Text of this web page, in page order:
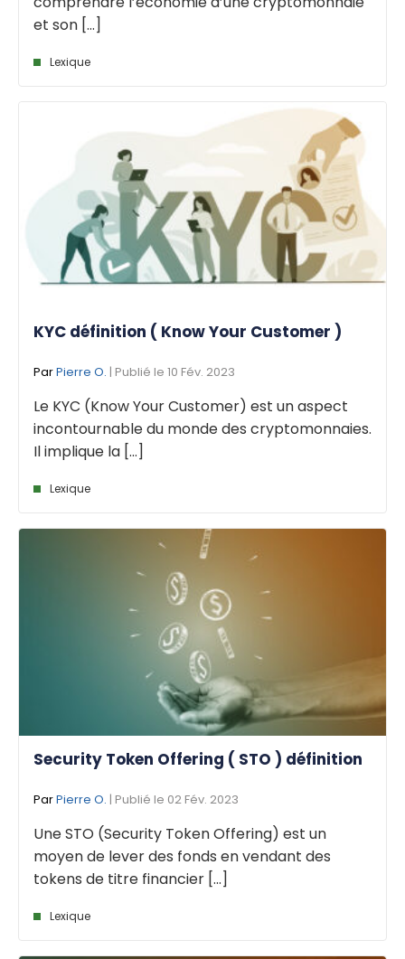
et son [...]
Lexique
KYC définition ( Know Your Customer )
ParPierre O. | Publié le 10 Fév. 2023
Le KYC (Know Your Customer) est un aspect
incontournable du monde des cryptomonnaies.
Il implique la [...]
Lexique
Security Token Offering ( STO ) définition
ParPierre O. | Publié le 02 Fév. 2023
Une STO (Security Token Offering) est un
moyen de lever des fonds en vendant des
tokens de titre financier [...]
Lexique